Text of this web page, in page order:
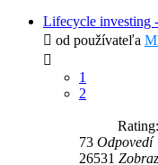
Lifecycle investing
od používateľa
1
2
73 Odpovedí
26531